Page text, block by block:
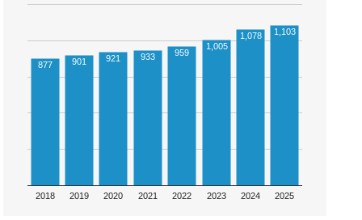
2018 2019 2020 2021 2022 2023 2024 2025
877 901 921 933 959
1,005
1,078 1,103